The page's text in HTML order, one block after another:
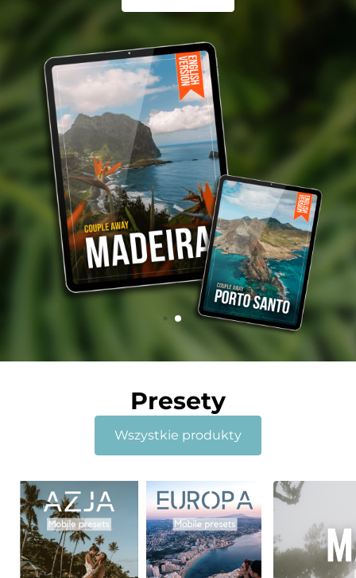
Presety
Wszystkie produkty